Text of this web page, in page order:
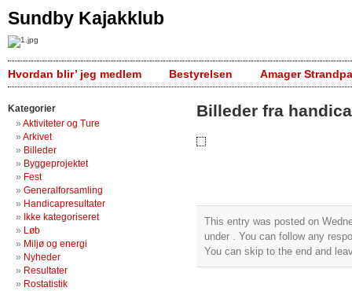
Sundby Kajakklub
Hvordan blir’ jeg medlem Bestyrelsen Amager
Kategorier
Aktiviteter og Ture
Arkivet
Billeder
Byggeprojektet
Fest
Generalforsamling
Handicapresultater
Ikke kategoriseret
Løb
Miljø og energi
Nyheder
Resultater
Rostatistik
Billeder fra
This entry was posted on
under . You can follow any
You can skip to the end and